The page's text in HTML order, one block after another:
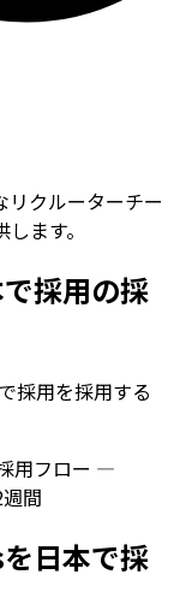
リクルーターチー
ます。
採用の採
採用を採用する
用フロー —
間
日本で採